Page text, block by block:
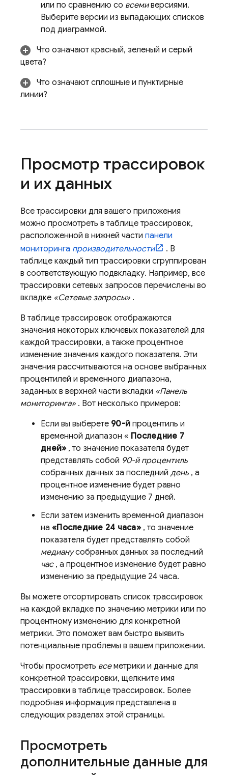
или по сравнению со всемиверсиями.
Выберите версии из выпадающих списков
под диаграммой.
Что означают красный, зеленый и серый
цвета?
Что означают сплошные и пунктирные
линии?
Просмотр трассировок
и их данных
Все трассировки для вашего приложения
можно просмотреть в таблице трассировок,
расположенной в нижней части панели
мониторинга производительности
. В
таблице каждый тип трассировки сгруппирован
в соответствующую подвкладку. Например, все
трассировки сетевых запросов перечислены во
вкладке «Сетевые запросы» .
В таблице трассировок отображаются
значения некоторых ключевых показателей для
каждой трассировки, а также процентное
изменение значения каждого показателя. Эти
значения рассчитываются на основе выбранных
процентилей и временного диапазона,
заданных в верхней части вкладки «Панель
мониторинга» . Вот несколько примеров:
Если вы выберете 90-й процентиль и
временной диапазон « Последние 7
дней» , то значение показателя будет
представлять собой 90-й процентиль
собранных данных за последний день , а
процентное изменение будет равно
изменению за предыдущие 7 дней.
Если затем изменить временной диапазон
на «Последние 24 часа», то значение
показателя будет представлять собой
медианусобранных данных за последний
час, а процентное изменение будет равно
изменению за предыдущие 24 часа.
Вы можете отсортировать список трассировок
на каждой вкладке по значению метрики или по
процентному изменению для конкретной
метрики. Это поможет вам быстро выявить
потенциальные проблемы в вашем приложении.
Чтобы просмотреть всеметрики и данные для
конкретной трассировки, щелкните имя
трассировки в таблице трассировок. Более
подробная информация представлена ​​в
следующих разделах этой страницы.
Просмотреть
дополнительные данные для